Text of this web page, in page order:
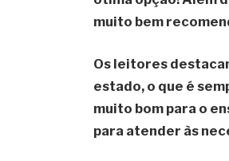
muito bem
Os leitores
estado, o que é
muito bom para o
para atender às